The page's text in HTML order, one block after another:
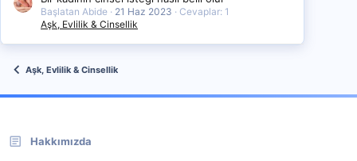
Başlatan Abide 21 Haz 2023
Cevaplar: 1
Aşk, Evlilik & Cinsellik
Aşk, Evlilik & Cinsellik
Hakkımızda